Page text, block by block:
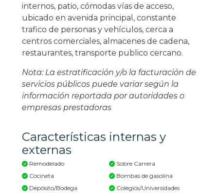
internos, patio, cómodas vías de acceso,
ubicado en avenida principal, constante
trafico de personas y vehículos, cerca a
centros comerciales, almacenes de cadena,
restaurantes, transporte publico cercano.
Nota: La estratificación y/o la facturación de
servicios públicos puede variar según la
información reportada por autoridades o
empresas prestadoras
Características internas y
externas
Remodelado
Cocineta
Depósito/Bodega
Sobre Carrera
Bombas de gasolina
Colegios/Universidades